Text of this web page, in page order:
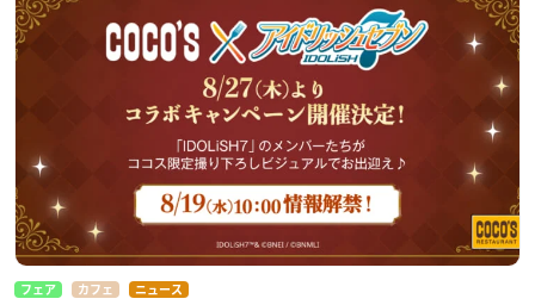
フェア カフェ ニュース